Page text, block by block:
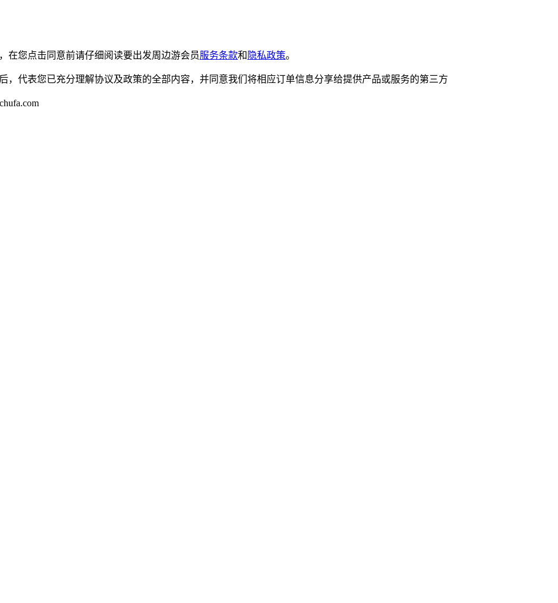
在您点击同意前请仔细阅读要出发周边游会员服务条款和 隐私政策。
，代表您已充分理解协议及政策的全部内容，并同意我们将相应订单信息分享给提供产品或服务的第三方